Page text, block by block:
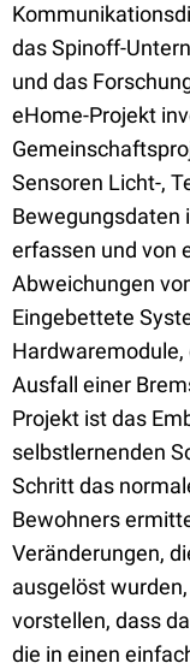
das Spinoff-
und das
eHome-Projekt
Sensoren Licht-,
Bewegungsdaten
erfassen und von
Abweichungen
Eingebettete
Ausfall einer
Projekt ist das
selbstlernenden
Schritt das
Bewohners
Veränderungen,
ausgelöst
vorstellen, dass
die in einen